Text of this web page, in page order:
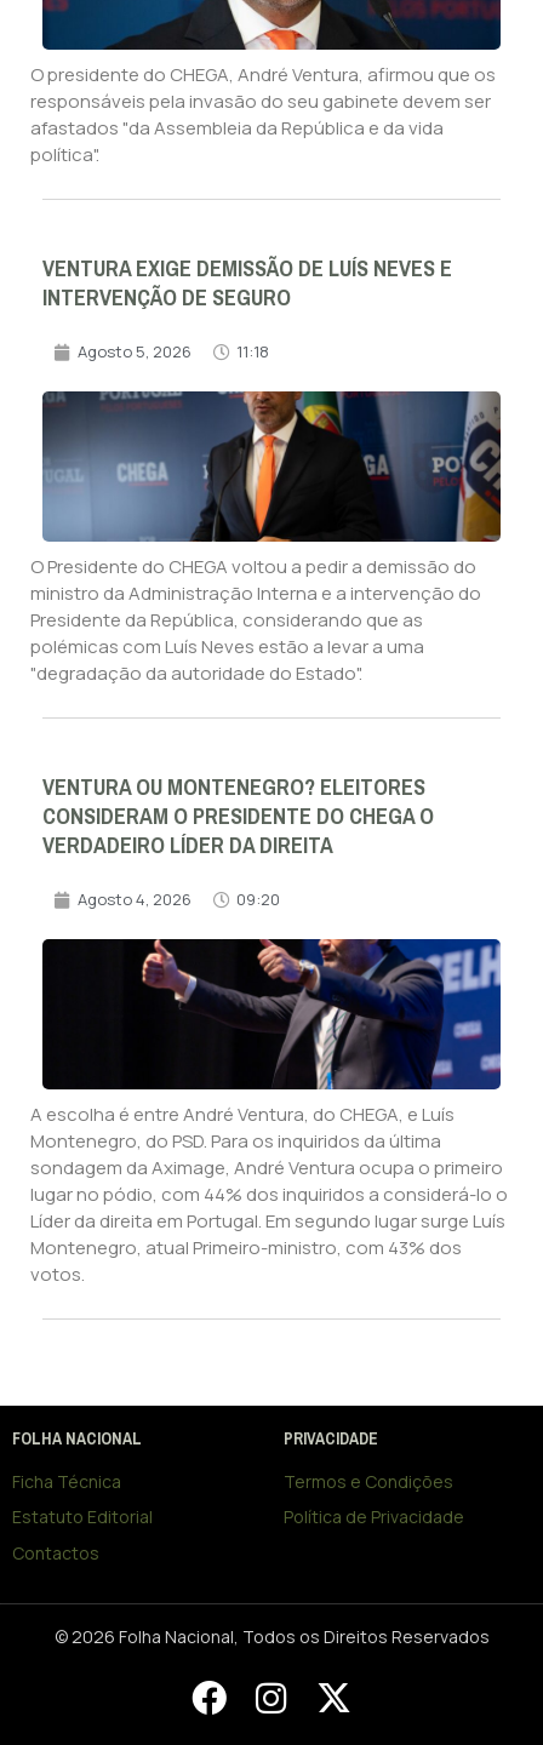
O presidente do CHEGA, André Ventura, afirmou que os
responsáveis pela invasão do seu gabinete devem ser
afastados "da Assembleia da República e da vida
política".
VENTURA EXIGE DEMISSÃO DE LUÍS NEVES E
INTERVENÇÃO DE SEGURO
Agosto 5, 2026 11:18
O Presidente do CHEGA voltou a pedir a demissão do
ministro da Administração Interna e a intervenção do
Presidente da República, considerando que as
polémicas com Luís Neves estão a levar a uma
"degradação da autoridade do Estado".
VENTURA OU MONTENEGRO? ELEITORES
CONSIDERAM O PRESIDENTE DO CHEGA O
VERDADEIRO LÍDER DA DIREITA
Agosto 4, 2026 09:20
A escolha é entre André Ventura, do CHEGA, e Luís
Montenegro, do PSD. Para os inquiridos da última
sondagem da Aximage, André Ventura ocupa o primeiro
lugar no pódio, com 44% dos inquiridos a considerá-lo o
Líder da direita em Portugal. Em segundo lugar surge Luís
Montenegro, atual Primeiro-ministro, com 43% dos
votos.
FOLHA NACIONAL
Ficha Técnica
Estatuto Editorial
Contactos
PRIVACIDADE
Termos e Condições
Política de Privacidade
© 2026 Folha Nacional, Todos os Direitos Reservados